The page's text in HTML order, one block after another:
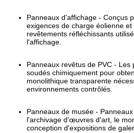
Panneaux d'affichage - Conçus
exigences de charge éolienne
revêtements réfléchissants
l'affichage.
Panneaux revêtus de PVC -
soudés chimiquement pour
monolithique transparente
environnements contrôlés.
Panneaux de musée -
l'archivage d'œuvres d'art, le
conception d'expositions de